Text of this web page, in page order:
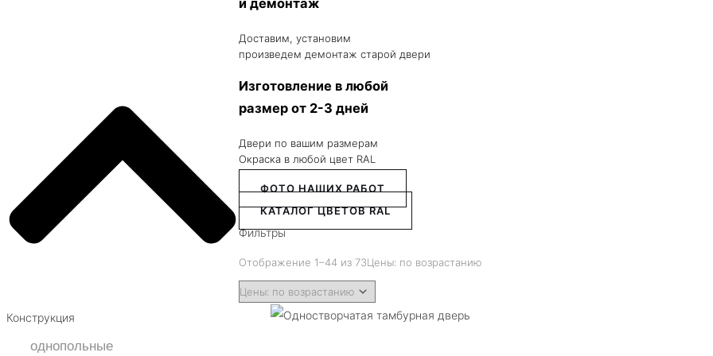
Конструкция
однопольные
Доставим, установим
произведем демонтаж старой двери
Изготовление в любой
размер от 2-3 дней
Двери по вашим размерам
Окраска в любой цвет RAL
ФОТО НАШИХ РАБОТ
КАТАЛОГ ЦВЕТОВ RAL
Фильтры
Отображение 1–44 из 73Цены: по возрастанию